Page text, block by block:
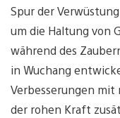
Spur der
um die Haltung von
während des
in Wuchang
Verbesserungen
der rohen Kraft